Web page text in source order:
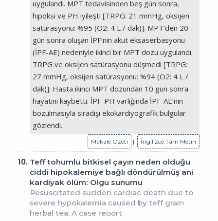
uygulandı. MPT tedavisinden beş gün sonra,
hipoksi ve PH iyileşti [TRPG: 21 mmHg, oksijen
satürasyonu: %95 (O2: 4 L / dak)]. MPT’den 20
gün sonra oluşan İPF’nin akut eksaserbasyonu
(İPF-AE) nedeniyle ikinci bir MPT dozu uygulandı.
TRPG ve oksijen satürasyonu düşmedi [TRPG:
27 mmHg, oksijen satürasyonu: %94 (O2: 4 L /
dak)]. Hasta ikinci MPT dozundan 10 gün sonra
hayatını kaybetti. İPF-PH varlığında İPF-AE’nin
bozulmasıyla sıradışı ekokardiyografik bulgular
gözlendi.
Makale Özeti | İngilizce Tam Metin
10. Teff tohumlu bitkisel çayın neden olduğu
ciddi hipokalemiye bağlı döndürülmüş ani
kardiyak ölüm: Olgu sunumu
Resuscitated sudden cardiac death due to
severe hypokalemia caused by teff grain
herbal tea: A case report